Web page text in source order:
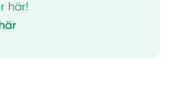
här!